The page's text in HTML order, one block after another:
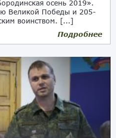
осень 2019».
Великой Победы и 205-
воинством. [...]
Подробнее